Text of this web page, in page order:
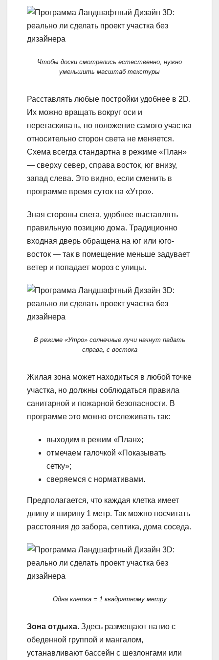
Чтобы доски смотрелись естественно, нужно
уменьшить масштаб текстуры
Расставлять любые постройки удобнее в 2D.
Их можно вращать вокруг оси и
перетаскивать, но положение самого участка
относительно сторон света не меняется.
Схема всегда стандартна в режиме «План»
— сверху север, справа восток, юг внизу,
запад слева. Это видно, если сменить в
программе время суток на «Утро».
Зная стороны света, удобнее выставлять
правильную позицию дома. Традиционно
входная дверь обращена на юг или юго-
восток — так в помещение меньше задувает
ветер и попадает мороз с улицы.
В режиме «Утро» солнечные лучи начнут падать
справа, с востока
Жилая зона может находиться в любой точке
участка, но должны соблюдаться правила
санитарной и пожарной безопасности. В
программе это можно отслеживать так:
выходим в режим «План»;
отмечаем галочкой «Показывать
сетку»;
сверяемся с нормативами.
Предполагается, что каждая клетка имеет
длину и ширину 1 метр. Так можно посчитать
расстояния до забора, септика, дома соседа.
Одна клетка = 1 квадратному метру
Зона отдыха. Здесь размещают патио с
обеденной группой и мангалом,
устанавливают бассейн с шезлонгами или